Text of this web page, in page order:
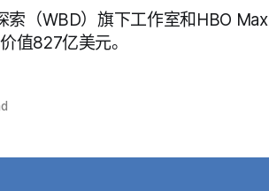
（WBD）旗下工作室和HBO
值827亿美元。